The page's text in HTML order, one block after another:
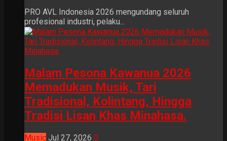
PRO AVL Indonesia 2026 mengundang seluruh
profesional industri, pelaku...
Malam Pesona Kawanua 2026
Memadukan Musik, Tari
Tradisional, Kolintang, Hingga
Tradisi Lisan Khas Minahasa.
Music Jul 27, 2026 0